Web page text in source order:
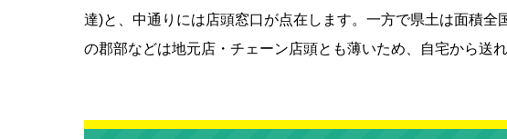
達)と、中通りには店頭窓口が点在します。一方で県土は面積
の郡部などは地元店・チェーン店頭とも薄いため、自宅から送